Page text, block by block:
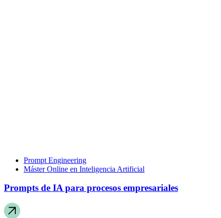
Prompt Engineering
Máster Online en Inteligencia Artificial
Prompts de IA para procesos empresariales